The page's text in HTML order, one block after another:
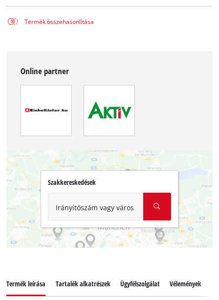
Termék összehasonlítása
Online partner
Szakkereskedések
Irányítószám vagy város
Termék leírása Tartalék alkatrészek Ügyfélszolgálat Vélemények